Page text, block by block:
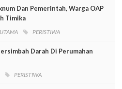
Dan Pemerintah, Warga OAP
Timika
PERISTIWA
Darah Di Perumahan
PERISTIWA